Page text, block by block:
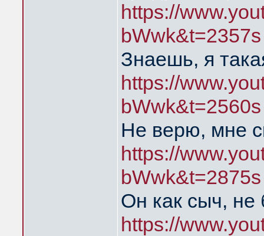
https://
bWwk&t=2357s
Знаешь, я
https://
bWwk&t=2560s
Не верю, мне
https://
bWwk&t=2875s
Он как сыч, не
https://